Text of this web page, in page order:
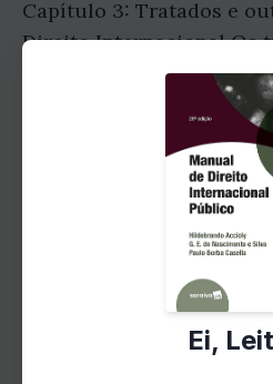
Capítulo 3: Tratados e
Direito Internacional Os
principal forma de
direito internacional.
autores explicam como
negociados, assinados,
incorporados ao
Estados. Além disso, eles
fontes do direito
costumes, princípios
decisões judiciais. Essa
fontes do direito Ei,